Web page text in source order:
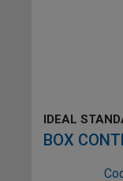
IDEAL
BOX